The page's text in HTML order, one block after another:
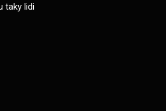
taky lidi